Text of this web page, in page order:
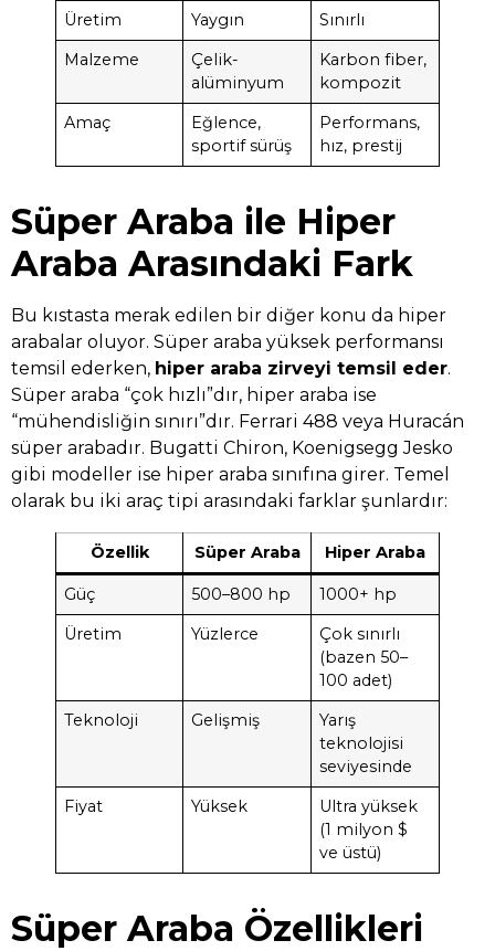
Üretim
Yaygın
Sınırlı
Malzeme
Çelik-
alüminyum
Karbon fiber,
kompozit
Amaç
Eğlence,
sportif sürüş
Performans,
hız, prestij
Süper Araba ile Hiper
Araba Arasındaki Fark
Bu kıstasta merak edilen bir diğer konu da hiper
arabalar oluyor. Süper araba yüksek performansı
temsil ederken, hiper araba zirveyi temsil eder.
Süper araba “çok hızlı”dır, hiper araba ise
“mühendisliğin sınırı”dır. Ferrari 488 veya Huracán
süper arabadır. Bugatti Chiron, Koenigsegg Jesko
gibi modeller ise hiper araba sınıfına girer. Temel
olarak bu iki araç tipi arasındaki farklar şunlardır:
Özellik Süper Araba Hiper Araba
Güç 500–800 hp
1000+ hp
Üretim
Yüzlerce
Çok sınırlı
(bazen 50–
100 adet)
Teknoloji
Gelişmiş
Yarış
teknolojisi
seviyesinde
Fiyat
Yüksek
Ultra yüksek
(1 milyon $
ve üstü)
Süper Araba Özellikleri